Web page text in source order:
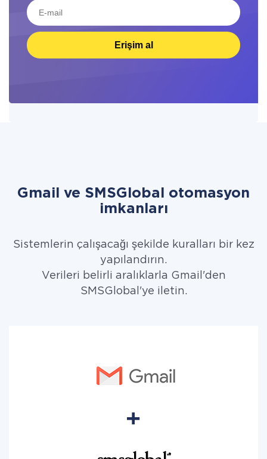
Erişim al
Gmail ve SMSGlobal otomasyon
imkanları
Sistemlerin çalışacağı şekilde kuralları bir kez
yapılandırın.
Verileri belirli aralıklarla Gmail'den
SMSGlobal'ye iletin.